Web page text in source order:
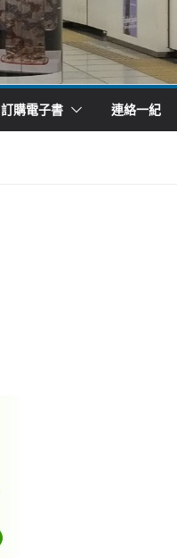
訂購電子書 連絡一紀